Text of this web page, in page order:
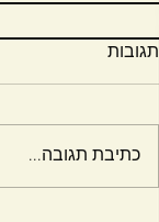
תגובות
כתיבת תגובה...